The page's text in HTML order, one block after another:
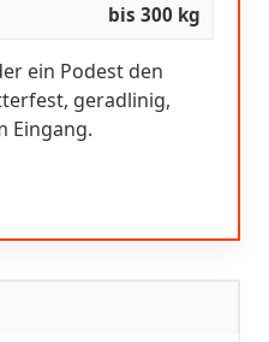
bis 300 kg
ein Podest den
geradlinig,
Eingang.